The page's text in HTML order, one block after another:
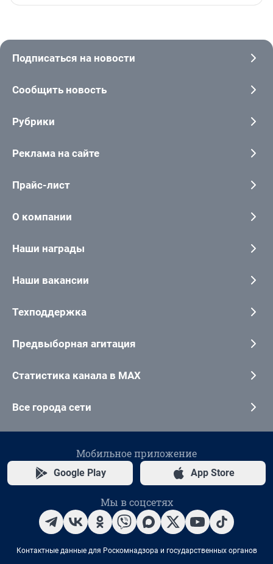
Подписаться на новости
Сообщить новость
Рубрики
Реклама на сайте
Прайс-лист
О компании
Наши награды
Наши вакансии
Техподдержка
Предвыборная агитация
Статистика канала в MAX
Все города сети
Мобильное приложение
Google Play App Store
Мы в соцсетях
Контактные данные для Роскомнадзора и государственных органов